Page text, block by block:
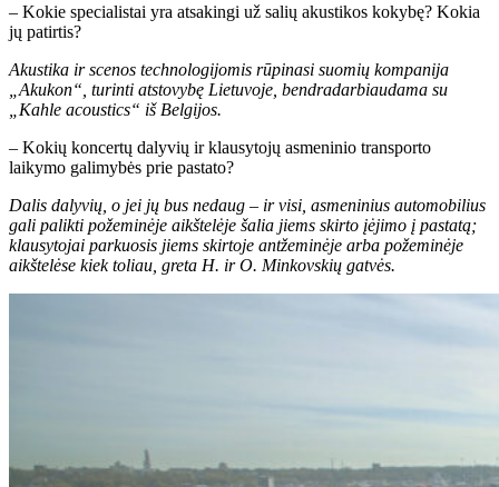
– Kokie specialistai yra atsakingi už salių akustikos kokybę? Kokia
jų patirtis?
Akustika ir scenos technologijomis rūpinasi suomių kompanija
„Akukon“, turinti atstovybę Lietuvoje, bendradarbiaudama su
„Kahle acoustics“ iš Belgijos.
– Kokių koncertų dalyvių ir klausytojų asmeninio transporto
laikymo galimybės prie pastato?
Dalis dalyvių, o jei jų bus nedaug – ir visi, asmeninius automobilius
gali palikti požeminėje aikštelėje šalia jiems skirto įėjimo į pastatą;
klausytojai parkuosis jiems skirtoje antžeminėje arba požeminėje
aikštelėse kiek toliau, greta H. ir O. Minkovskių gatvės.